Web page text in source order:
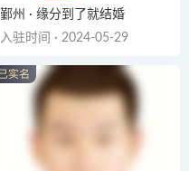
鄞州 · 缘分到了就结婚
入驻时间 · 2024-05-29